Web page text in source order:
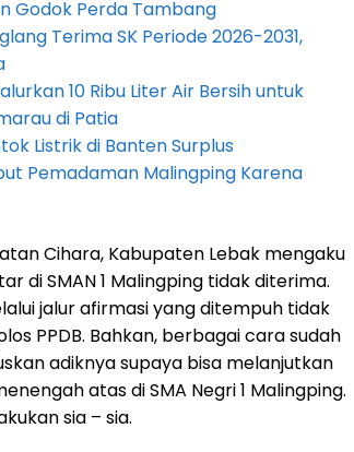
Godok Perda Tambang
Terima SK Periode 2026-2031,
10 Ribu Liter Air Bersih untuk
di Patia
Listrik di Banten Surplus
Pemadaman Malingping Karena
Cihara, Kabupaten Lebak mengaku
di SMAN 1 Malingping tidak diterima.
jalur afirmasi yang ditempuh tidak
PPDB. Bahkan, berbagai cara sudah
adiknya supaya bisa melanjutkan
atas di SMA Negri 1 Malingping.
sia – sia.